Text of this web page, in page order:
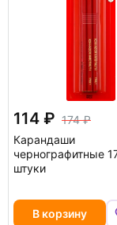
114
174
Карандаши
чернографитные
штуки
В корзину